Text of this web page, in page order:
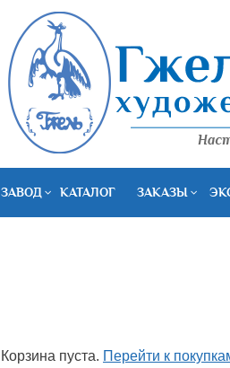
ЗАВОД КАТАЛОГ ЗАКАЗЫ
Корзина пуста. Перейти к